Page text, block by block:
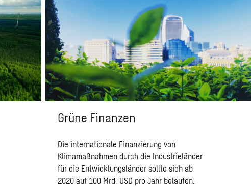
Grüne Finanzen
Die internationale Finanzierung von
Klimamaßnahmen durch die Industrieländer
für die Entwicklungsländer sollte sich ab
2020 auf 100 Mrd. USD pro Jahr belaufen.